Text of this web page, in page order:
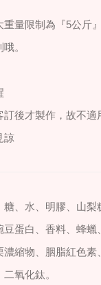
重量限制為『5公斤
。
訂後才製作，故不適
諒
糖、水、明膠、山梨
豆蛋白、香料、蜂蠟
濃縮物、胭脂紅色素
氧化鈦。